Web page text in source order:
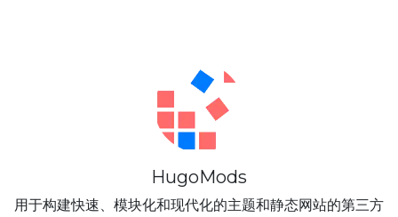
HugoMods
用于构建快速、模块化和现代化的主题和静态网站的第三方